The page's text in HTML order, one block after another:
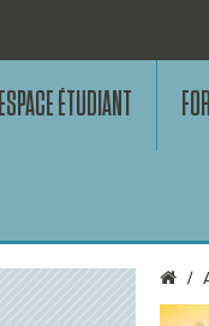
ESPACE ÉTUDIANT